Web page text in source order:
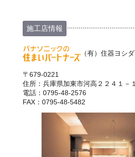
施工店情報
（有）住器ヨシダ
〒679-0221
住所：兵庫県加東市河高２２４１－１
電話：0795-48-2576
FAX：0795-48-5482